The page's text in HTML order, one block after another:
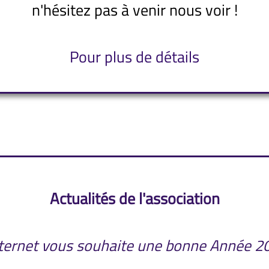
n'hésitez pas à venir nous voir !
Pour plus de détails
Actualités de l'association
vous souhaite une bonne Année